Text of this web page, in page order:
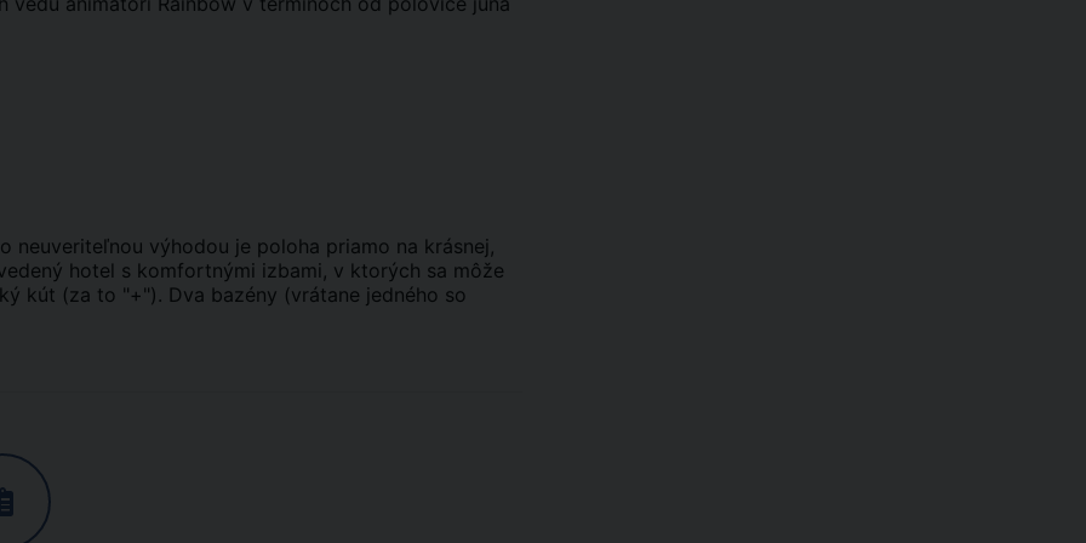
výhodou je poloha priamo na krásnej,
hotel s komfortnými izbami, v ktorých sa môže
kút (za to "+"). Dva bazény (vrátane jedného so